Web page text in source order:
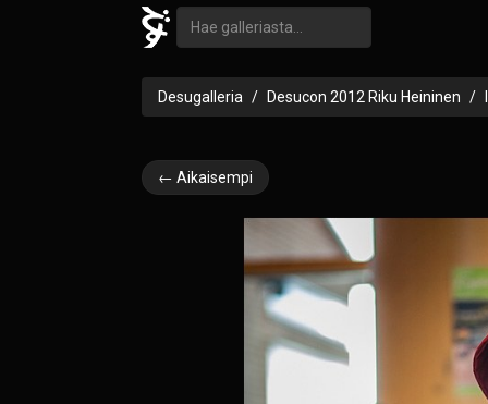
Desugalleria Desucon 2012 Riku Heininen
← Aikaisempi